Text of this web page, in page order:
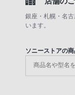
銀座・札幌・名
います。
ソニーストアの